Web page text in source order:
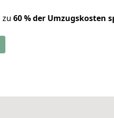
zu 60 % der Umzugskosten